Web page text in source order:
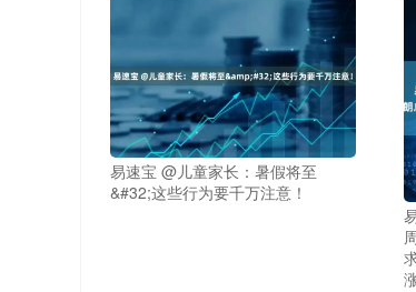
易速宝 @儿童家长：暑假将至
&#32;这些行为要千万注意！